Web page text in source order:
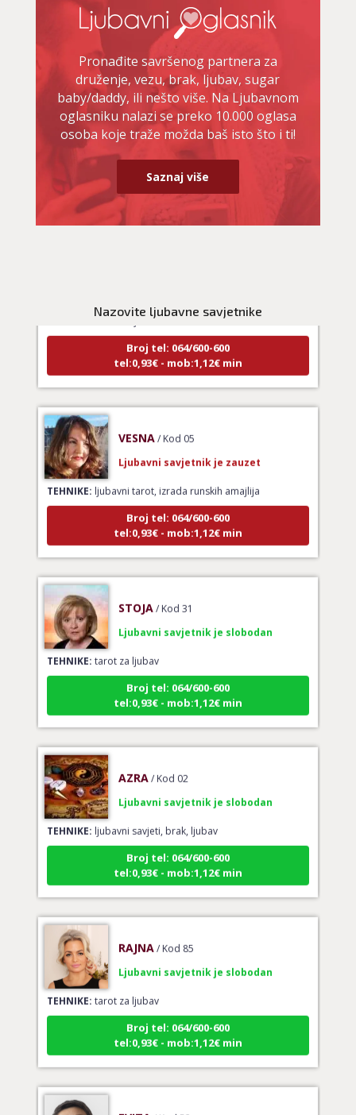
Pronađite savršenog partnera za
druženje, vezu, brak, ljubav, sugar
baby/daddy, ili nešto više. Na Ljubavnom
oglasniku nalazi se preko 10.000 oglasa
osoba koje traže možda baš isto što i ti!
Saznaj više
Nazovite ljubavne savjetnike
tarot za ljubav
Broj tel: 064/600-600
tel:0,93€ - mob:1,12€ min
/ Kod 05
Ljubavni savjetnik je zauzet
TEHNIKE:ljubavni tarot, izrada runskih amajlija
Broj tel: 064/600-600
tel:0,93€ - mob:1,12€ min
/ Kod 31
Ljubavni savjetnik je slobodan
TEHNIKE:tarot za ljubav
Broj tel: 064/600-600
tel:0,93€ - mob:1,12€ min
/ Kod 02
Ljubavni savjetnik je slobodan
TEHNIKE:ljubavni savjeti, brak, ljubav
Broj tel: 064/600-600
tel:0,93€ - mob:1,12€ min
/ Kod 85
Ljubavni savjetnik je slobodan
TEHNIKE:tarot za ljubav
Broj tel: 064/600-600
tel:0,93€ - mob:1,12€ min
/ Kod 52